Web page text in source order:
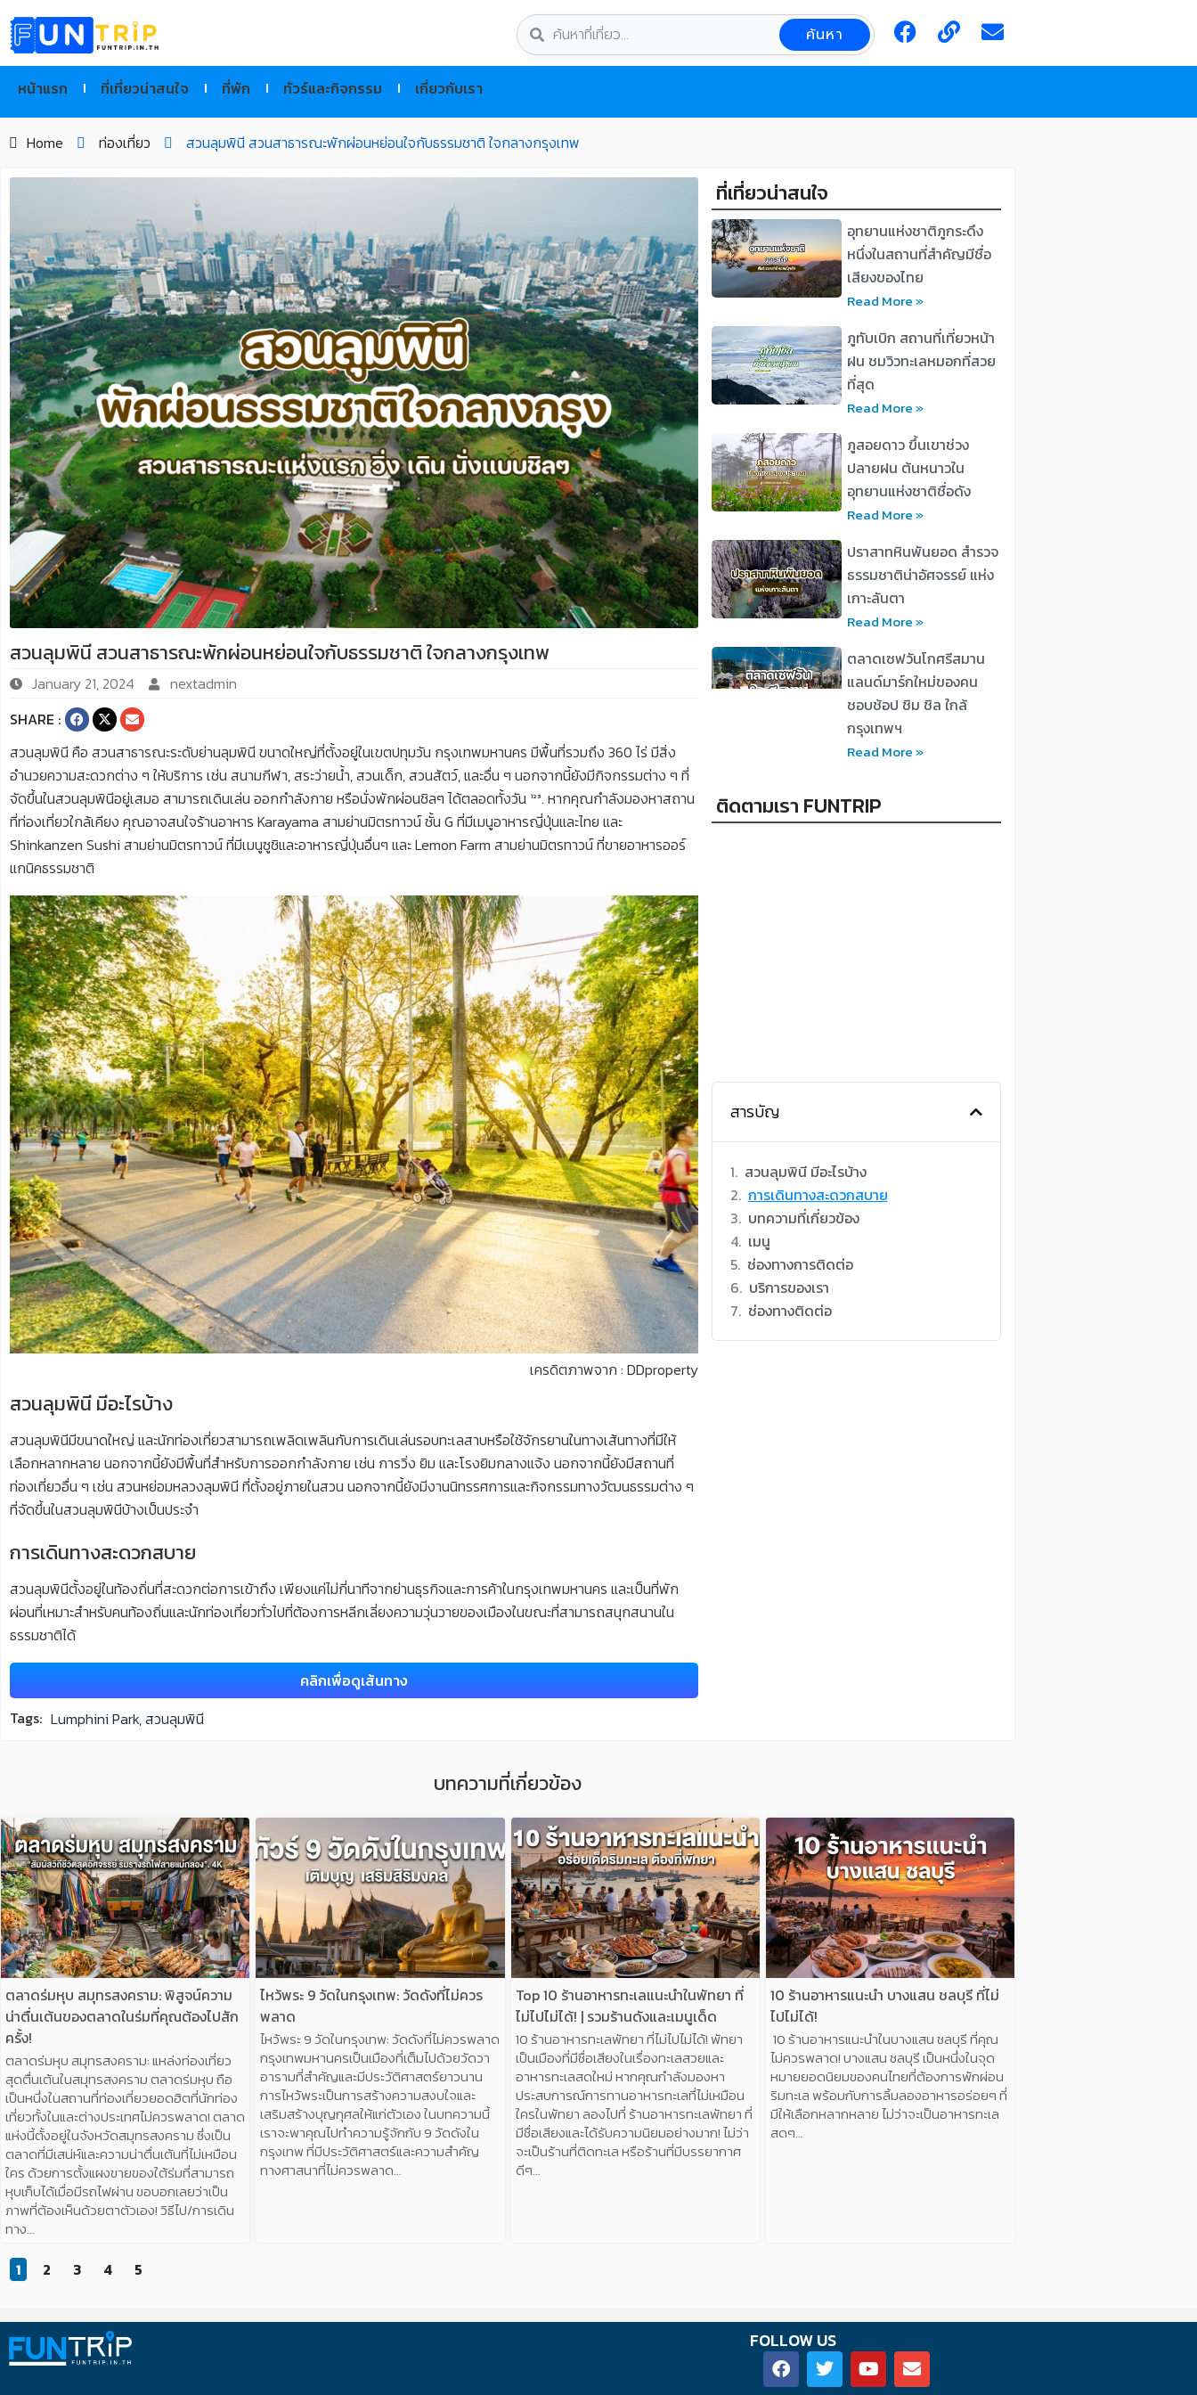
to
content
ค้นหา F
a
c
b
L
i
n
E
v
l
หน้าแรก ที่เที่ยวน่าสนใจ ที่พัก ทัวร์และกิจกรรม เกี่ยวกับเรา
Home ท่องเที่ยว สวนลุมพินี สวนสาธารณะพักผ่อนหย่อนใจกับธรรมชาติ ใจกลางกรุงเทพ
สวนลุมพินี สวนสาธารณะพักผ่อนหย่อนใจกับธรรมชาติ ใจกลางกรุงเทพ
January 21, 2024
nextadmin
SHARE :
สวนลุมพินี คือ สวนสาธารณะระดับย่านลุมพินี ขนาดใหญ่ที่ตั้งอยู่ในเขตปทุมวัน กรุงเทพมหานคร มีพื้นที่รวมถึง 360 ไร่ มีสิ่ง
อำนวยความสะดวกต่าง ๆ ให้บริการ เช่น สนามกีฬา, สระว่ายน้ำ, สวนเด็ก, สวนสัตว์, และอื่น ๆ นอกจากนี้ยังมีกิจกรรมต่าง ๆ ที่
จัดขึ้นในสวนลุมพินีอยู่เสมอ สามารถเดินเล่น ออกกำลังกาย หรือนั่งพักผ่อนชิลๆ ได้ตลอดทั้งวัน ¹²³. หากคุณกำลังมองหาสถาน
ที่ท่องเที่ยวใกล้เคียง คุณอาจสนใจร้านอาหาร Karayama สามย่านมิตรทาวน์ ชั้น G ที่มีเมนูอาหารญี่ปุ่นและไทย และ
Shinkanzen Sushi สามย่านมิตรทาวน์ ที่มีเมนูซูชิและอาหารญี่ปุ่นอื่นๆ และ Lemon Farm สามย่านมิตรทาวน์ ที่ขายอาหารออร์
แกนิคธรรมชาติ
เครดิตภาพจาก : DDproperty
สวนลุมพินี มีอะไรบ้าง
สวนลุมพินีมีขนาดใหญ่ และนักท่องเที่ยวสามารถเพลิดเพลินกับการเดินเล่นรอบทะเลสาบหรือใช้จักรยานในทางเส้นทางที่มีให้
เลือกหลากหลาย นอกจากนี้ยังมีพื้นที่สำหรับการออกกำลังกาย เช่น การวิ่ง ยิม และโรงยิมกลางแจ้ง นอกจากนี้ยังมีสถานที่
ท่องเที่ยวอื่น ๆ เช่น สวนหย่อมหลวงลุมพินี ที่ตั้งอยู่ภายในสวน นอกจากนี้ยังมีงานนิทรรศการและกิจกรรมทางวัฒนธรรมต่าง ๆ
ที่จัดขึ้นในสวนลุมพินีบ้างเป็นประจำ
การเดินทางสะดวกสบาย
สวนลุมพินีตั้งอยู่ในท้องถิ่นที่สะดวกต่อการเข้าถึง เพียงแค่ไม่กี่นาทีจากย่านธุรกิจและการค้าในกรุงเทพมหานคร และเป็นที่พัก
ผ่อนที่เหมาะสำหรับคนท้องถิ่นและนักท่องเที่ยวทั่วไปที่ต้องการหลีกเลี่ยงความวุ่นวายของเมืองในขณะที่สามารถสนุกสนานใน
ธรรมชาติได้
คลิกเพื่อดูเส้นทาง
Tags: Lumphini Park,สวนลุมพินี
ที่เที่ยวน่าสนใจ
อุทยานแห่งชาติภูกระดึง
หนึ่งในสถานที่สำคัญมีชื่อ
เสียงของไทย
Read More »
ภูทับเบิก สถานที่เที่ยวหน้า
ฝน ชมวิวทะเลหมอกที่สวย
ที่สุด
Read More »
ภูสอยดาว ขึ้นเขาช่วง
ปลายฝน ต้นหนาวใน
อุทยานแห่งชาติชื่อดัง
Read More »
ปราสาทหินพันยอด สำรวจ
ธรรมชาติน่าอัศจรรย์ แห่ง
เกาะลันตา
Read More »
ตลาดเซฟวันโกศรีสมาน
แลนด์มาร์กใหม่ของคน
ชอบช้อป ชิม ชิล ใกล้
กรุงเทพฯ
Read More »
ติดตามเรา FUNTRIP
สารบัญ
สวนลุมพินี มีอะไรบ้าง
การเดินทางสะดวกสบาย
บทความที่เกี่ยวข้อง
เมนู
ช่องทางการติดต่อ
บริการของเรา
ช่องทางติดต่อ
บทความที่เกี่ยวข้อง
ตลาดร่มหุบ สมุทรสงคราม: พิสูจน์ความ
น่าตื่นเต้นของตลาดในร่มที่คุณต้องไปสัก
ครั้ง!
ตลาดร่มหุบ สมุทรสงคราม: แหล่งท่องเที่ยว
สุดตื่นเต้นในสมุทรสงคราม ตลาดร่มหุบ ถือ
เป็นหนึ่งในสถานที่ท่องเที่ยวยอดฮิตที่นักท่อง
เที่ยวทั้งในและต่างประเทศไม่ควรพลาด! ตลาด
แห่งนี้ตั้งอยู่ในจังหวัดสมุทรสงคราม ซึ่งเป็น
ตลาดที่มีเสน่ห์และความน่าตื่นเต้นที่ไม่เหมือน
ใคร ด้วยการตั้งแผงขายของใต้ร่มที่สามารถ
หุบเก็บได้เมื่อมีรถไฟผ่าน ขอบอกเลยว่าเป็น
ภาพที่ต้องเห็นด้วยตาตัวเอง! วิธีไป/การเดิน
ทาง…
ไหว้พระ 9 วัดในกรุงเทพ: วัดดังที่ไม่ควร
พลาด
ไหว้พระ 9 วัดในกรุงเทพ: วัดดังที่ไม่ควรพลาด
กรุงเทพมหานครเป็นเมืองที่เต็มไปด้วยวัดวา
อารามที่สำคัญและมีประวัติศาสตร์ยาวนาน
การไหว้พระเป็นการสร้างความสงบใจและ
เสริมสร้างบุญกุศลให้แก่ตัวเอง ในบทความนี้
เราจะพาคุณไปทำความรู้จักกับ 9 วัดดังใน
กรุงเทพ ที่มีประวัติศาสตร์และความสำคัญ
ทางศาสนาที่ไม่ควรพลาด…
Top 10 ร้านอาหารทะเลแนะนำในพัทยา ที่
ไม่ไปไม่ได้! | รวมร้านดังและเมนูเด็ด
10 ร้านอาหารทะเลพัทยา ที่ไม่ไปไม่ได้! พัทยา
เป็นเมืองที่มีชื่อเสียงในเรื่องทะเลสวยและ
อาหารทะเลสดใหม่ หากคุณกำลังมองหา
ประสบการณ์การทานอาหารทะเลที่ไม่เหมือน
ใครในพัทยา ลองไปที่ ร้านอาหารทะเลพัทยา ที่
มีชื่อเสียงและได้รับความนิยมอย่างมาก! ไม่ว่า
จะเป็นร้านที่ติดทะเล หรือร้านที่มีบรรยากาศ
ดีๆ…
10 ร้านอาหารแนะนำ บางแสน ชลบุรี ที่ไม่
ไปไม่ได้!
10 ร้านอาหารแนะนำในบางแสน ชลบุรี ที่คุณ
ไม่ควรพลาด! บางแสน ชลบุรี เป็นหนึ่งในจุด
หมายยอดนิยมของคนไทยที่ต้องการพักผ่อน
ริมทะเล พร้อมกับการลิ้มลองอาหารอร่อยๆ ที่
มีให้เลือกหลากหลาย ไม่ว่าจะเป็นอาหารทะเล
สดๆ…
P
A
G
E
1
P
A
G
E
2
P
A
G
E
3
P
A
G
E
4
P
A
G
E
5
FOLLOW US
F
a
T
w
Y
o
E
n